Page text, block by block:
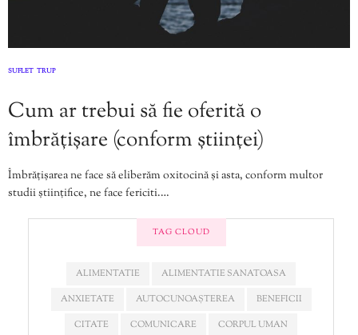
SUFLET TRUP
Cum ar trebui să fie oferită o
îmbrățișare (conform științei)
Îmbrățișarea ne face să eliberăm oxitocină și asta, conform multor
studii științifice, ne face fericiti.…
TAG CLOUD
ALIMENTATIE
ALIMENTATIE SANATOASA
ANXIETATE
AUTOCUNOAȘTEREA
BENEFICII
CITATE
COMUNICARE
CORPUL UMAN